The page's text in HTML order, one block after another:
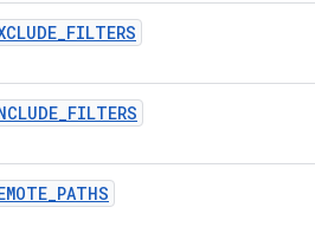
_FILTERS
_FILTERS
_PATHS